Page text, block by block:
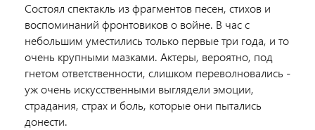
Состоял спектакль из фрагментов песен, стихов и
воспоминаний фронтовиков о войне. В час с
небольшим уместились только первые три года, и то
очень крупными мазками. Актеры, вероятно, под
гнетом ответственности, слишком переволновались -
уж очень искусственными выглядели эмоции,
страдания, страх и боль, которые они пытались
донести.